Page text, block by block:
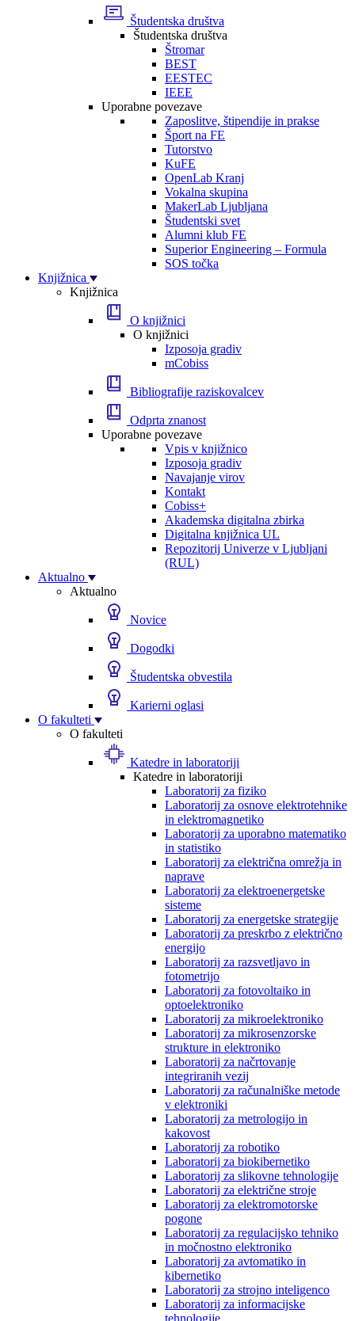
Študentska društva
Študentska društva
Štromar
BEST
EESTEC
IEEE
Uporabne povezave
Zaposlitve, štipendije in prakse
Šport na FE
Tutorstvo
KuFE
OpenLab Kranj
Vokalna skupina
MakerLab Ljubljana
Študentski svet
Alumni klub FE
Superior Engineering – Formula
SOS točka
Knjižnica
Knjižnica
O knjižnici
O knjižnici
Izposoja gradiv
mCobiss
Bibliografije raziskovalcev
Odprta znanost
Uporabne povezave
Vpis v knjižnico
Izposoja gradiv
Navajanje virov
Kontakt
Cobiss+
Akademska digitalna zbirka
Digitalna knjižnica UL
Repozitorij Univerze v Ljubljani
(RUL)
Aktualno
Aktualno
Novice
Dogodki
Študentska obvestila
Karierni oglasi
O fakulteti
O fakulteti
Katedre in laboratoriji
Katedre in laboratoriji
Laboratorij za fiziko
Laboratorij za osnove elektrotehnike
in elektromagnetiko
Laboratorij za uporabno matematiko
in statistiko
Laboratorij za električna omrežja in
naprave
Laboratorij za elektroenergetske
sisteme
Laboratorij za energetske strategije
Laboratorij za preskrbo z električno
energijo
Laboratorij za razsvetljavo in
fotometrijo
Laboratorij za fotovoltaiko in
optoelektroniko
Laboratorij za mikroelektroniko
Laboratorij za mikrosenzorske
strukture in elektroniko
Laboratorij za načrtovanje
integriranih vezij
Laboratorij za računalniške metode
v elektroniki
Laboratorij za metrologijo in
kakovost
Laboratorij za robotiko
Laboratorij za biokibernetiko
Laboratorij za slikovne tehnologije
Laboratorij za električne stroje
Laboratorij za elektromotorske
pogone
Laboratorij za regulacijsko tehniko
in močnostno elektroniko
Laboratorij za avtomatiko in
kibernetiko
Laboratorij za strojno inteligenco
Laboratorij za informacijske
tehnologije